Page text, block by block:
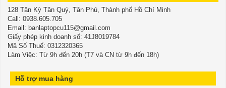
128 Tân Kỳ Tân Quý, Tân Phú, Thành phố Hồ Chí Minh
​​​​​​​Call: 0938.605.705
Email: banlaptopcu115@gmail.com
Giấy phép kinh doanh số: 41J8019784
Mã Số Thuế: 0312320365
Làm Việc: Từ 9h đến 20h (T7 và CN từ 9h đến 18h)
Hỗ trợ mua hàng